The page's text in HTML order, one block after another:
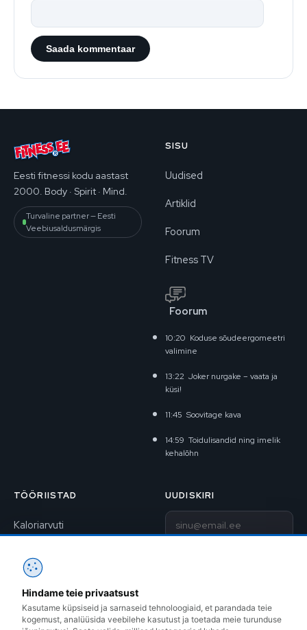
Eesti fitnessi kodu aastast
2000. Body · Spirit · Mind.
Turvaline partner — Eesti
Veebiusaldusmärgis
SISU
Uudised
Artiklid
Foorum
Fitness TV
Foorum
10:20 Koduse sõudeergomeetri
valimine
13:22 Joker nurgake – vaata ja
küsi!
11:45 Soovitage kava
14:59 Toidulisandid ning imelik
kehalõhn
TÖÖRIISTAD
Kaloriarvuti
1RM kalkulaator
Treeningkavad
UUDISKIRI
E-post
Instagram
Hindame teie privaatsust
Kasutame küpsiseid ja sarnaseid tehnoloogiaid, et parandada teie
kogemust, analüüsida veebilehe kasutust ja toetada meie turunduse